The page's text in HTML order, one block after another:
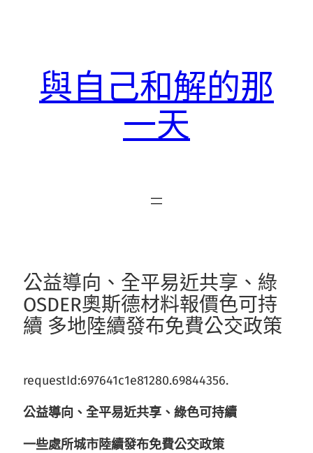
與自己和解的那
一天
公益導向、全平易近共享、綠
OSDER奧斯德材料報價色可持
續 多地陸續發布免費公交政策
requestId:697641c1e81280.69844356.
公益導向、全平易近共享、綠色可持續
一些處所城市陸續發布免費公交政策